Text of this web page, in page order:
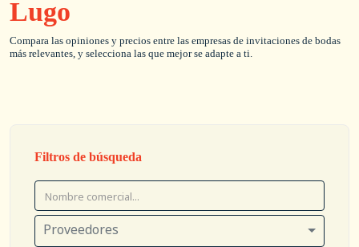
Lugo
Compara las opiniones y precios entre las empresas de invitaciones de bodas
más relevantes, y selecciona las que mejor se adapte a ti.
Filtros de búsqueda
Proveedores